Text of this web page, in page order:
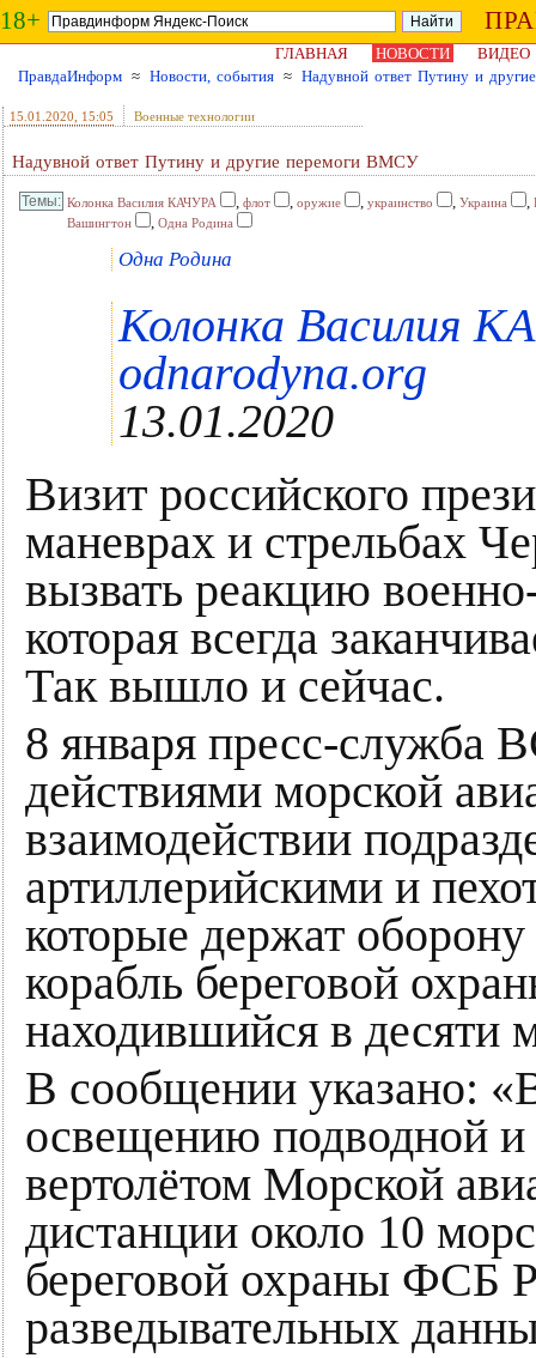
18+
ГЛАВНАЯ НОВОСТИ
ВИДЕО
ПравдаИнформ ≈ Новости, события ≈ Надувной ответ Путину и
15.01.2020 , 15:05 Военные технологии
Надувной ответ Путину и другие перемоги ВМСУ
Колонка Василия КАЧУРА , флот , оружие , украинство , Украина ,
Вашингтон
, Одна Родина
Одна Родина
Колонка Василия
odnarodyna.org
13.01.2020
Визит российского
маневрах и стрельбах
вызвать реакцию
которая всегда
Так вышло и сейчас.
8 января пресс-
действиями морской
взаимодействии
артиллерийскими и
которые держат
корабль береговой
находившийся в десяти
В сообщении указано:
освещению подводной и
вертолётом Морской
дистанции около 10
береговой охраны ФСБ
разведывательных